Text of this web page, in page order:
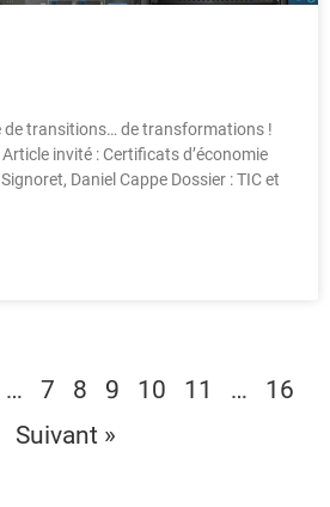
de transitions… de transformations !
invité : Certificats d’économie
Daniel Cappe Dossier : TIC et
… 7 8 9 10 11 …
16
Suivant »